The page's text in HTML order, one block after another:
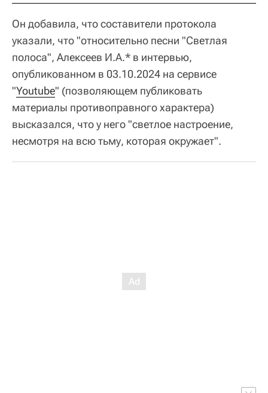
Он добавила, что составители протокола
указали, что "относительно песни "Светлая
полоса", Алексеев И.А.* в интервью,
опубликованном в 03.10.2024 на сервисе
"Youtube" (позволяющем публиковать
материалы противоправного характера)
высказался, что у него "светлое настроение,
несмотря на всю тьму, которая окружает".